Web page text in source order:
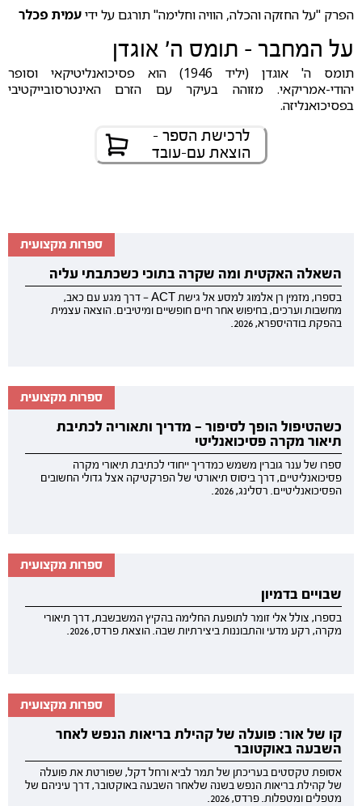
הפרק "על החזקה והכלה, הוויה וחלימה" תורגם על ידיעמית פכלר
על המחבר - תומס ה׳ אוגדן
תומס ה' אוגדן (יליד 1946) הוא פסיכואנליטיקאי וסופר
יהודי-אמריקאי. מזוהה בעיקר עם הזרם האינטרסובייקטיבי
בפסיכואנליזה.
לרכישת הספר -
הוצאת עם-עובד
ספרות מקצועית
השאלה האקטית ומה שקרה בתוכי כשכתבתי עליה
בספרו, מזמין רן אלמוג למסע אל גישת ACT — דרך מגע עם כאב,
מחשבות וערכים, בחיפוש אחר חיים חופשיים ומיטיבים. הוצאה עצמית
בהפקת בודהיספרא, 2026.
ספרות מקצועית
כשהטיפול הופך לסיפור — מדריך ותאוריה לכתיבת
תיאור מקרה פסיכואנליטי
ספרו של ענר גוברין משמש כמדריך ייחודי לכתיבת תיאורי מקרה
פסיכואנליטיים, דרך ביסוס תיאורטי של הפרקטיקה אצל גדולי החשובים
הפסיכואנליטיים. רסלינג, 2026.
ספרות מקצועית
שבויים בדמיון
בספרו, צולל אלי זומר לתופעת החלימה בהקיץ המשבשבת, דרך תיאורי
מקרה, רקע מדעי והתבוננות ביצירתיות שבה. הוצאת פרדס, 2026.
ספרות מקצועית
קו של אור: פועלה של קהילת בריאות הנפש לאחר
השבעה באוקטובר
אסופת טקסטים בעריכתן של תמר לביא ורחל דקל, שפורטת את פועלה
של קהילת בריאות הנפש בשנה שלאחר השבעה באוקטובר, דרך עיניהם של
מטפלים ומטפלות. פרדס, 2026.